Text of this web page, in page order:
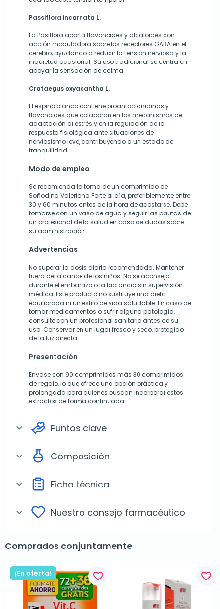
Passiflora incarnata L.
La Pasiflora aporta flavonoides y alcaloides con
acción moduladora sobre los receptores GABA en el
cerebro, ayudando a reducir la tensión nerviosa y la
inquietud ocasional. Su uso tradicional se centra en
apoyar la sensación de calma.
Crataegus oxyacantha L.
El espino blanco contiene proantocianidinas y
flavonoides que colaboran en los mecanismos de
adaptación al estrés y en la regulación de la
respuesta fisiológica ante situaciones de
nerviosismo leve, contribuyendo a un estado de
tranquilidad.
Modo de empleo
Se recomienda la toma de un comprimido de
Soñodina Valeriana Forte al día, preferiblemente entre
30 y 60 minutos antes de la hora de acostarse. Debe
tomarse con un vaso de agua y seguir las pautas de
un profesional de la salud en caso de dudas sobre
su administración.
Advertencias
No superar la dosis diaria recomendada. Mantener
fuera del alcance de los niños. No se aconseja
durante el embarazo o la lactancia sin supervisión
médica. Este producto no sustituye una dieta
equilibrada ni un estilo de vida saludable. En caso de
tomar medicamentos o sufrir alguna patología,
consulte con un profesional sanitario antes de su
uso. Conservar en un lugar fresco y seco, protegido
de la luz directa.
Presentación
Envase con 90 comprimidos más 30 comprimidos
de regalo, lo que ofrece una opción práctica y
prolongada para quienes buscan incorporar estos
extractos de forma continuada.
expand_more Puntos clave
expand_more Composición
expand_more Ficha técnica
expand_more Nuestro consejo farmacéutico
Comprados conjuntamente
¡En oferta! favorite_border favorite_border